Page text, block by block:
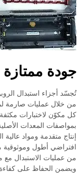
جودة ممتازة
تُجسّد أجزاء استبدال
من خلال عمليات صارمة
كل مكوّن لاختبارات مكثفة
بمواصفات المعدات
إنتاج متقدمة ومواد عالية
افتراضي أطول وموثوقية
من عمليات الاستبدال مع
ويضمن الحفاظ على